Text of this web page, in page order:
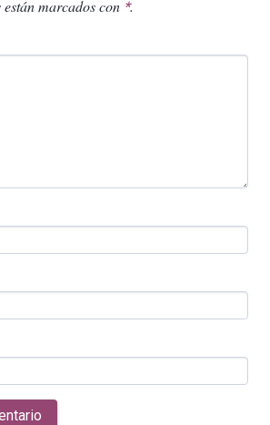
marcados con *.